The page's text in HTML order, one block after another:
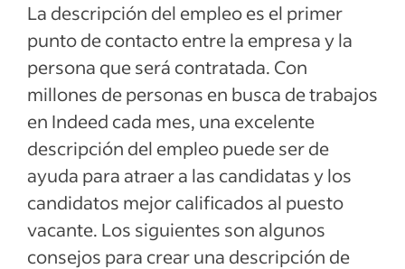
gerente de proyectos
Responsabilidades y deberes de Asistente
de gerente de proyectos
Calificaciones y habilidades de Asistente
de gerente de proyectos
Ejemplos de descripciones del empleo
Ver más
La descripción del empleo es el primer
punto de contacto entre la empresa y la
persona que será contratada. Con
millones de personas en busca de trabajos
en Indeed cada mes, una excelente
descripción del empleo puede ser de
ayuda para atraer a las candidatas y los
candidatos mejor calificados al puesto
vacante. Los siguientes son algunos
consejos para crear una descripción de